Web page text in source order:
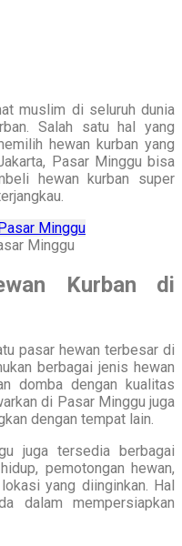
muslim di seluruh dunia
Salah satu hal yang
hewan kurban yang
Pasar Minggu bisa
hewan kurban super
Minggu
Kurban di
pasar hewan terbesar di
berbagai jenis hewan
domba dengan kualitas
di Pasar Minggu juga
dengan tempat lain.
juga tersedia berbagai
pemotongan hewan,
yang diinginkan. Hal
dalam mempersiapkan